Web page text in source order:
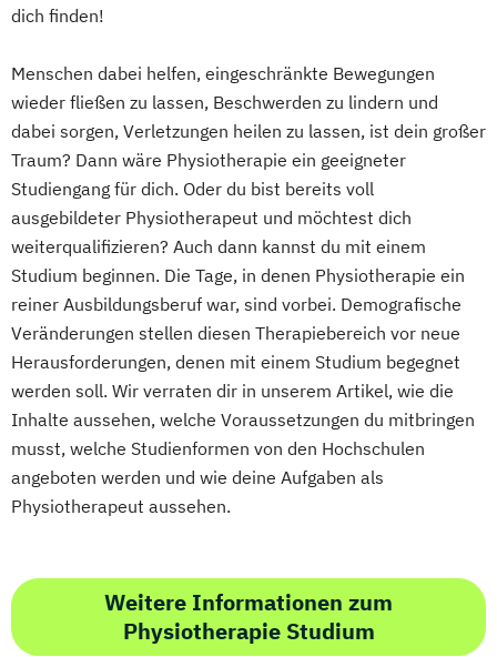
dich finden!
Menschen dabei helfen, eingeschränkte Bewegungen
wieder fließen zu lassen, Beschwerden zu lindern und
dabei sorgen, Verletzungen heilen zu lassen, ist dein großer
Traum? Dann wäre Physiotherapie ein geeigneter
Studiengang für dich. Oder du bist bereits voll
ausgebildeter Physiotherapeut und möchtest dich
weiterqualifizieren? Auch dann kannst du mit einem
Studium beginnen. Die Tage, in denen Physiotherapie ein
reiner Ausbildungsberuf war, sind vorbei. Demografische
Veränderungen stellen diesen Therapiebereich vor neue
Herausforderungen, denen mit einem Studium begegnet
werden soll. Wir verraten dir in unserem Artikel, wie die
Inhalte aussehen, welche Voraussetzungen du mitbringen
musst, welche Studienformen von den Hochschulen
angeboten werden und wie deine Aufgaben als
Physiotherapeut aussehen.
Weitere Informationen zum
Physiotherapie Studium